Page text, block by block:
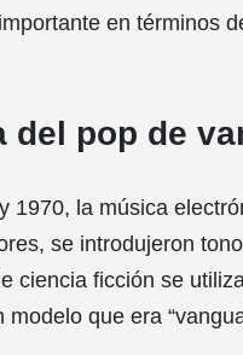
en términos
del pop de
1970, la música
se introdujeron
ciencia ficción se
que era